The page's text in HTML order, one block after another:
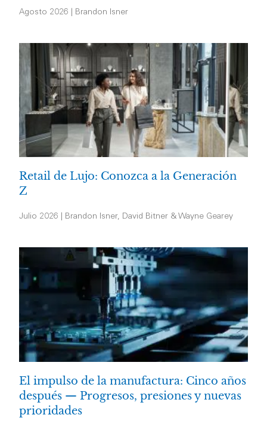
Agosto 2026 | Brandon Isner
Retail de Lujo: Conozca a la Generación
Z
Julio 2026 | Brandon Isner, David Bitner & Wayne Gearey
El impulso de la manufactura: Cinco años
después — Progresos, presiones y nuevas
prioridades